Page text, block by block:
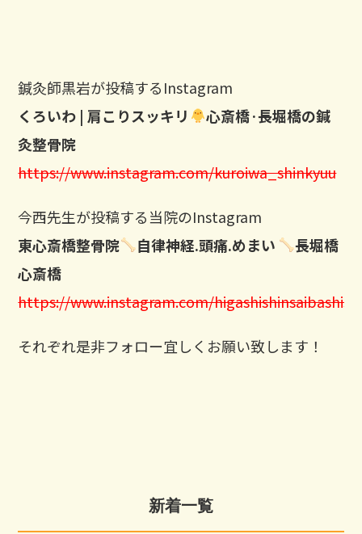
鍼灸師黒岩が投稿するInstagram
くろいわ | 肩こりスッキリ
心斎橋·長堀橋の鍼
灸整骨院
https://www.instagram.com/kuroiwa_shinkyuu
今西先生が投稿する当院のInstagram
東心斎橋整骨院
自律神経.頭痛.めまい
長堀橋
心斎橋
https://www.instagram.com/
それぞれ是非フォロー宜しくお願い致します！
新着一覧